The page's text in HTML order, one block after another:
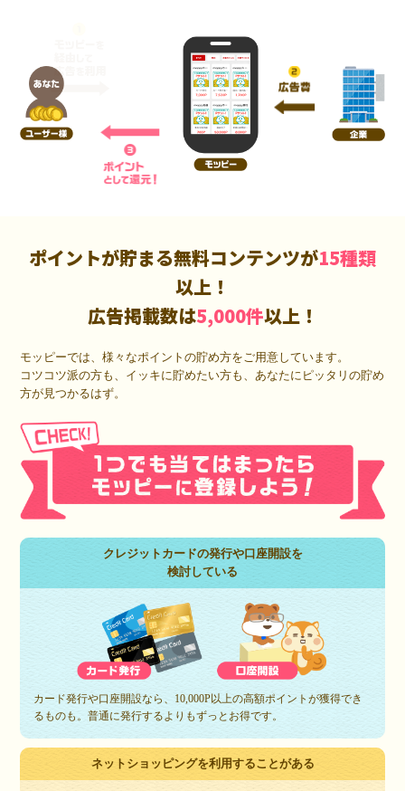
ポイントが貯まる無料コンテンツが15種類
以上！
広告掲載数は5,000件以上！
モッピーでは、様々なポイントの貯め方をご用意しています。
コツコツ派の方も、イッキに貯めたい方も、あなたにピッタリの貯め
方が見つかるはず。
クレジットカードの発行や口座開設を
検討している
カード発行や口座開設なら、10,000P以上の高額ポイントが獲得でき
るものも。普通に発行するよりもずっとお得です。
ネットショッピングを利用することがある